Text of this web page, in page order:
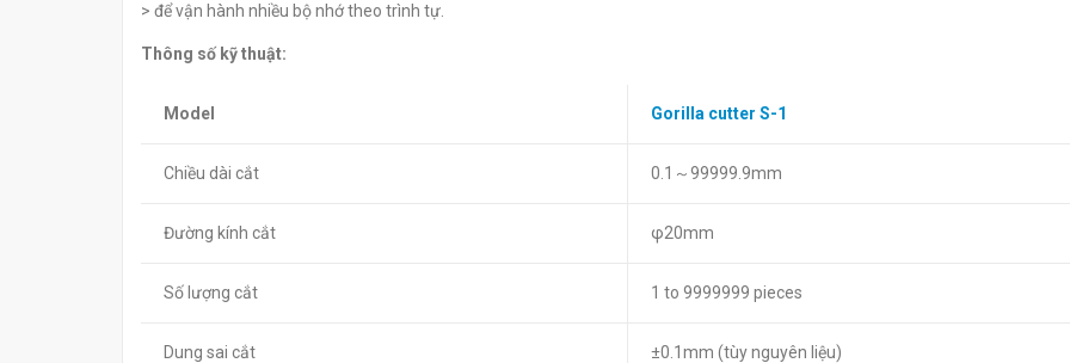
> để vận hành nhiều bộ nhớ theo trình tự.
Thông số kỹ thuật:
Model Gorilla cutter S-1
Chiều dài cắt 0.1～99999.9mm
Đường kính cắt φ20mm
Số lượng cắt 1 to 9999999 pieces
Dung sai cắt ±0.1mm (tùy nguyên liệu)